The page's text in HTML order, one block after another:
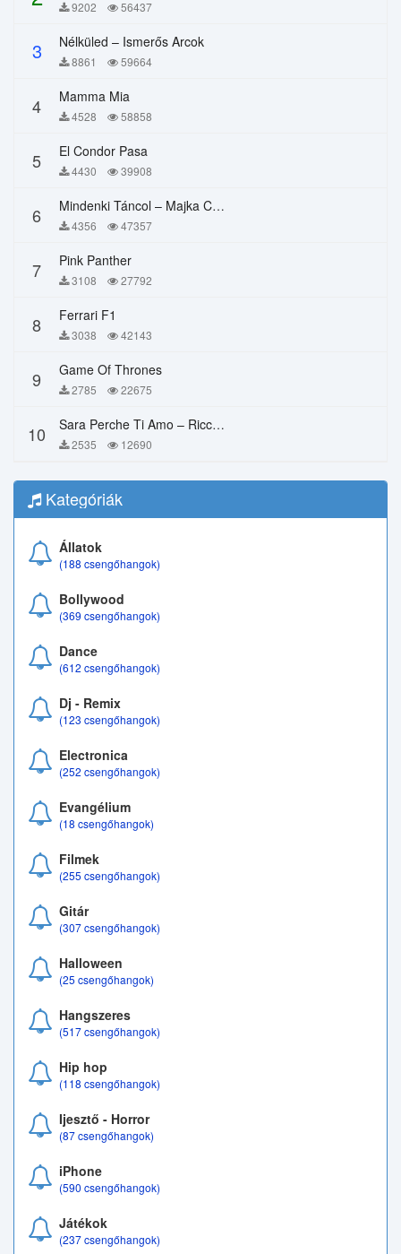
9202 56437
3 Nélküled – Ismerős Arcok
8861 59664
4 Mamma Mia
4528 58858
5 El Condor Pasa
4430 39908
6 Mindenki Táncol – Majka Curtis, Péter Majoros
4356 47357
7 Pink Panther
3108 27792
8 Ferrari F1
3038 42143
9 Game Of Thrones
2785 22675
10 Sara Perche Ti Amo – Ricchi E Poveri
2535 12690
Kategóriák
Állatok
(188 csengőhangok)
Bollywood
(369 csengőhangok)
Dance
(612 csengőhangok)
Dj - Remix
(123 csengőhangok)
Electronica
(252 csengőhangok)
Evangélium
(18 csengőhangok)
Filmek
(255 csengőhangok)
Gitár
(307 csengőhangok)
Halloween
(25 csengőhangok)
Hangszeres
(517 csengőhangok)
Hip hop
(118 csengőhangok)
Ijesztő - Horror
(87 csengőhangok)
iPhone
(590 csengőhangok)
Játékok
(237 csengőhangok)